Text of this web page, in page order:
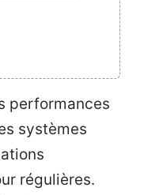
performances
systèmes
régulières.